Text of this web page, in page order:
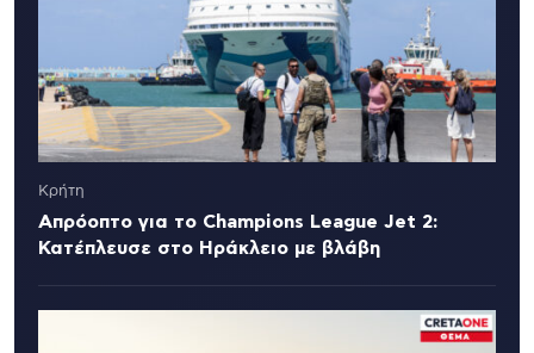
Κρήτη
Απρόοπτο για το Champions League Jet 2:
Κατέπλευσε στο Ηράκλειο με βλάβη